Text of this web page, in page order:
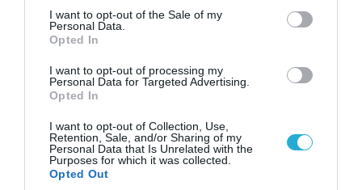
consent section.
I want to opt-out of the Sale of my
Personal Data.
Opted In
I want to opt-out of processing my
Personal Data for Targeted Advertising.
Opted In
I want to opt-out of Collection, Use,
Retention, Sale, and/or Sharing of my
Personal Data that Is Unrelated with the
Purposes for which it was collected.
Opted Out